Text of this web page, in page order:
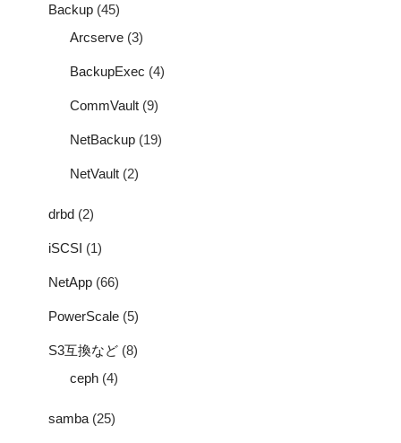
Backup (45)
Arcserve (3)
BackupExec (4)
CommVault (9)
NetBackup (19)
NetVault (2)
drbd (2)
iSCSI (1)
NetApp (66)
PowerScale (5)
S3互換など (8)
ceph (4)
samba (25)